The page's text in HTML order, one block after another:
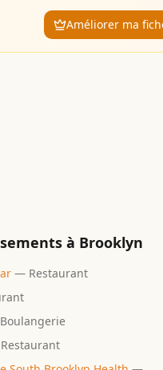
Améliorer ma
à Brooklyn
— Restaurant
Boulangerie
Restaurant